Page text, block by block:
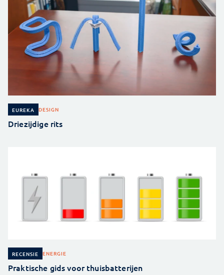
EUREKA DESIGN
Driezijdige rits
RECENSIE ENERGIE
Praktische gids voor thuisbatterijen